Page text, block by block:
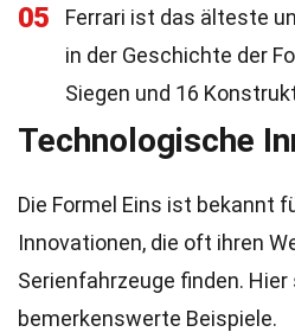
05
Ferrari ist das älteste
in der Geschichte der
Siegen und 16
Technologische
Die Formel Eins ist bekannt
Innovationen, die oft ihren
Serienfahrzeuge finden. Hier
bemerkenswerte Beispiele.